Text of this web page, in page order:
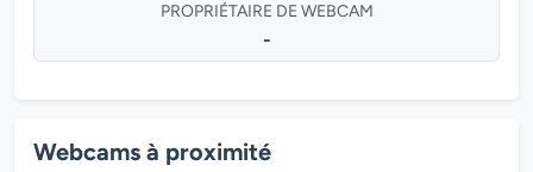
PROPRIÉTAIRE DE WEBCAM
-
Webcams à proximité